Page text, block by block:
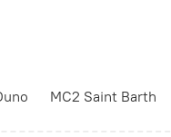
MC2 Saint Barth